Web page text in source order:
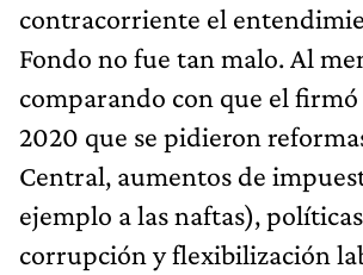
contracorriente el
Fondo no fue tan malo. Al
comparando con que el firmó
2020 que se pidieron
Central, aumentos de
ejemplo a las naftas),
corrupción y flexibilización